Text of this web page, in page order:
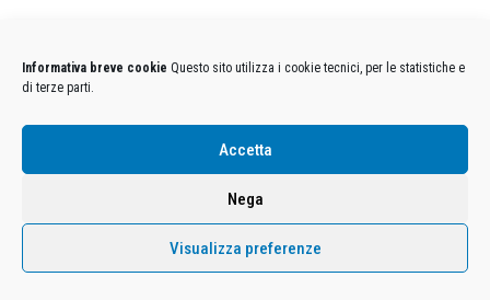
Informativa breve cookie Questo sito utilizza i cookie tecnici, per le statistiche e
di terze parti.
Accetta
Nega
Visualizza preferenze